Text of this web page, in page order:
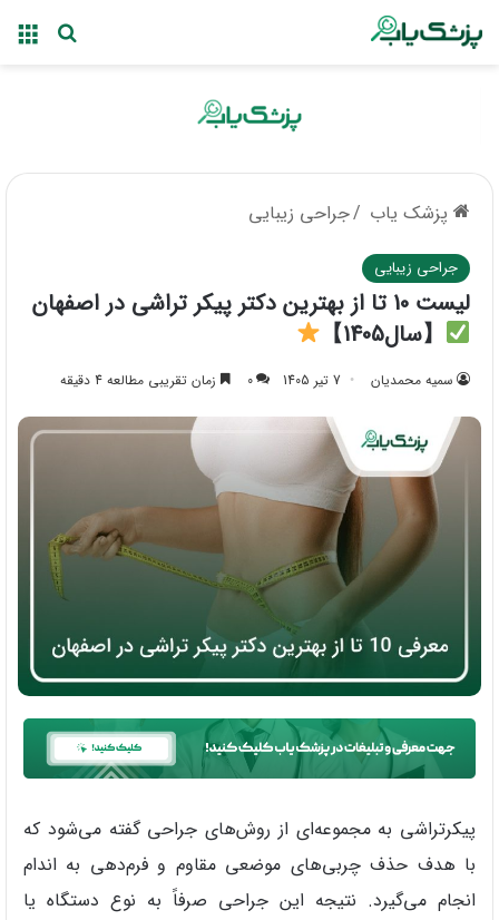
پزشک یاب /جراحی زیبایی
جراحی زیبایی
لیست 10 تا از بهترین دکتر پیکر تراشی در اصفهان
【سال1405】
سمیه محمدیان 7 تیر 1405 0 زمان تقریبی مطالعه 4 دقیقه
پیکرتراشی به مجموعه‌ای از روش‌های جراحی گفته می‌شود که
با هدف حذف چربی‌های موضعی مقاوم و فرم‌دهی به اندام
انجام می‌گیرد. نتیجه این جراحی‌ صرفاً به نوع دستگاه یا